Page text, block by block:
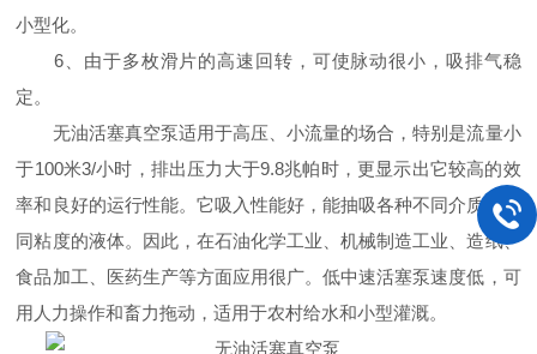
小型化。
6、由于多枚滑片的高速回转，可使脉动很小，吸排气稳
定。
无油活塞真空泵适用于高压、小流量的场合，特别是流量小
于100米3/小时，排出压力大于9.8兆帕时，更显示出它较高的效
率和良好的运行性能。它吸入性能好，能抽吸各种不同介质、不
同粘度的液体。因此，在石油化学工业、机械制造工业、造纸、
食品加工、医药生产等方面应用很广。低中速活塞泵速度低，可
用人力操作和畜力拖动，适用于农村给水和小型灌溉。